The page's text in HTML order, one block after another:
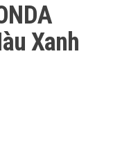
Xanh